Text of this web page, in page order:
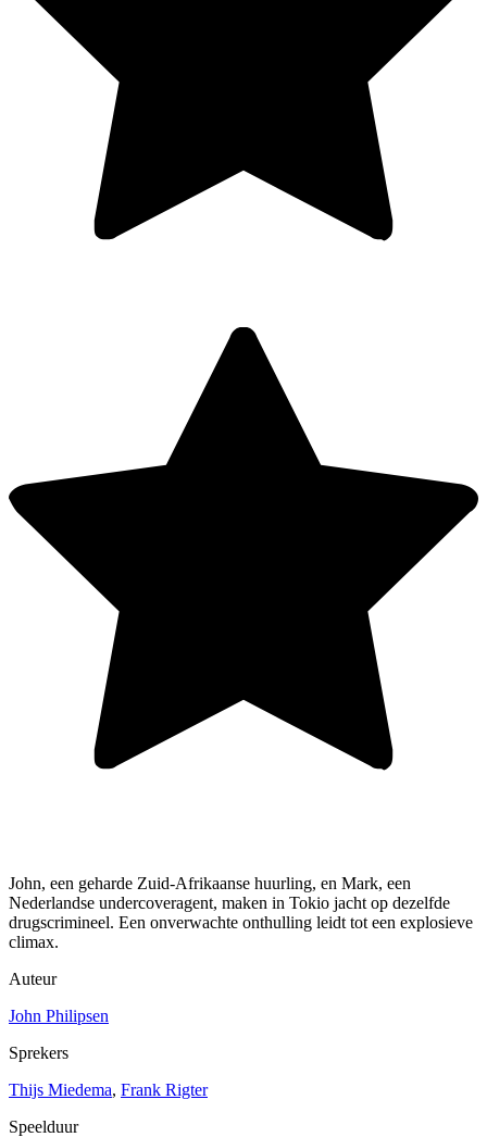
John, een geharde Zuid-Afrikaanse huurling, en Mark, een
Nederlandse undercoveragent, maken in Tokio jacht op dezelfde
drugscrimineel. Een onverwachte onthulling leidt tot een explosieve
climax.
Auteur
John Philipsen
Sprekers
Thijs Miedema, Frank Rigter
Speelduur